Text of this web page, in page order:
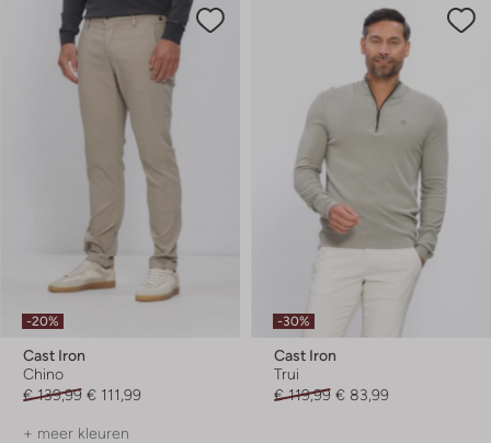
-20%
Cast Iron
Chino
€ 139,99 € 111,99
+ meer kleuren
-30%
Cast Iron
Trui
€ 119,99 € 83,99